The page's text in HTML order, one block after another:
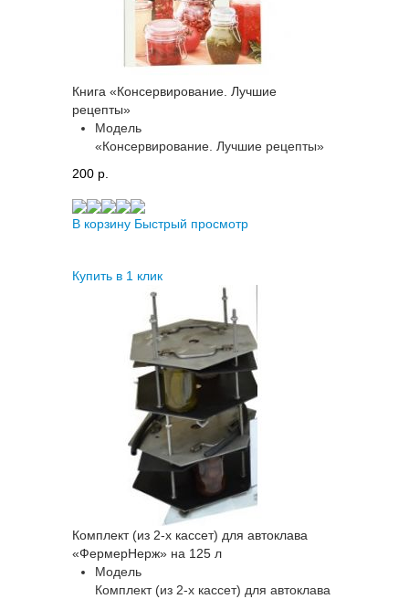
Книга «Консервирование. Лучшие
рецепты»
Модель
«Консервирование. Лучшие рецепты»
200 p.
В корзину Быстрый просмотр
Купить в 1 клик
Комплект (из 2-х кассет) для автоклава
«ФермерНерж» на 125 л
Модель
Комплект (из 2-х кассет) для автоклава